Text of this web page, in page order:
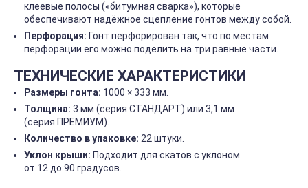
клеевые полосы («битумная сварка»), которые
обеспечивают надёжное сцепление гонтов между собой.
Перфорация: Гонт перфорирован так, что по местам
перфорации его можно поделить на три равные части.
ТЕХНИЧЕСКИЕ ХАРАКТЕРИСТИКИ
Размеры гонта: 1000 × 333 мм.
Толщина: 3 мм (серия СТАНДАРТ) или 3,1 мм
(серия ПРЕМИУМ).
Количество в упаковке: 22 штуки.
Уклон крыши: Подходит для скатов с уклоном
от 12 до 90 градусов.